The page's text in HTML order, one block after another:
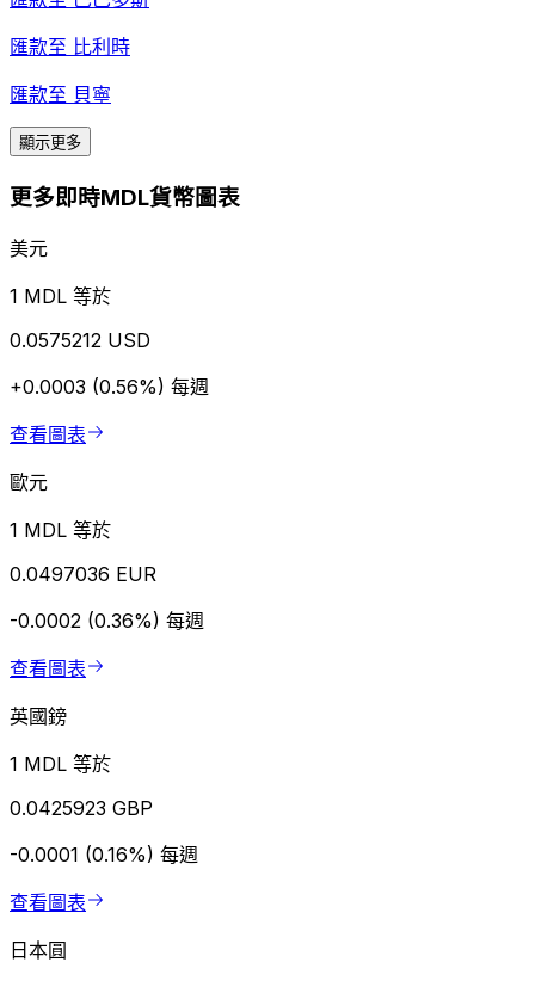
匯款至 比利時
匯款至 貝寧
顯示更多
更多即時MDL貨幣圖表
美元
1 MDL 等於
0.0575212 USD
+0.0003 (0.56%) 每週
查看圖表
歐元
1 MDL 等於
0.0497036 EUR
-0.0002 (0.36%) 每週
查看圖表
英國鎊
1 MDL 等於
0.0425923 GBP
-0.0001 (0.16%) 每週
查看圖表
日本圓